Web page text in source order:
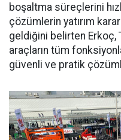
boşaltma süreçlerini
çözümlerin yatı­rım
geldiğini belirten Erkoç,
araçların tüm
güvenli ve pratik